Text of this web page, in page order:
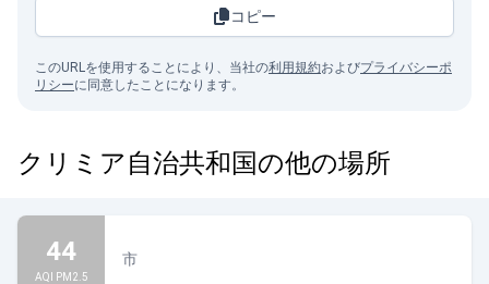
コピー
このURLを使用することにより、当社の利用規約およびプライバシーポ
リシーに同意したことになります。
クリミア自治共和国の他の場所
44
AQI PM2.5
市